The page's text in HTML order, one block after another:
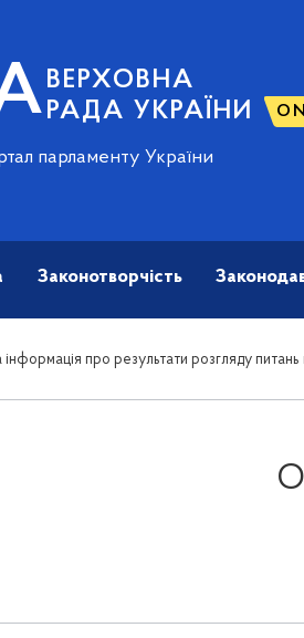
ВЕРХОВНА
РАДА УКРАЇНИ
парламенту України
Законотворчість
про результати розгляду